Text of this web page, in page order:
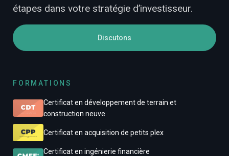
étapes dans votre stratégie d’investisseur.
Discutons
FORMATIONS
Certificat en développement de terrain et
construction neuve
Certificat en acquisition de petits plex
Certificat en ingénierie financière